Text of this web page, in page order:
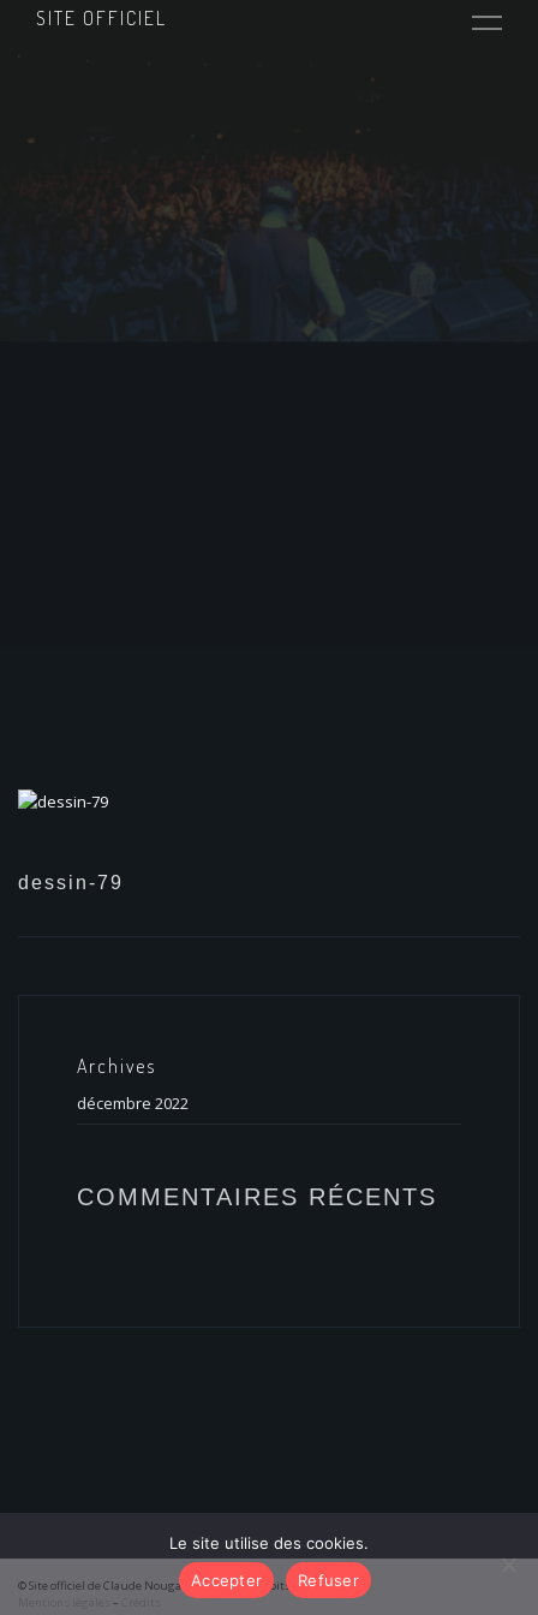
SITE OFFICIEL
dessin-79
Archives
décembre 2022
COMMENTAIRES RÉCENTS
© Site officiel de Claude Nougaro 2026 – Tous droits réservés
–
Le site utilise des cookies.
Accepter
Refuser